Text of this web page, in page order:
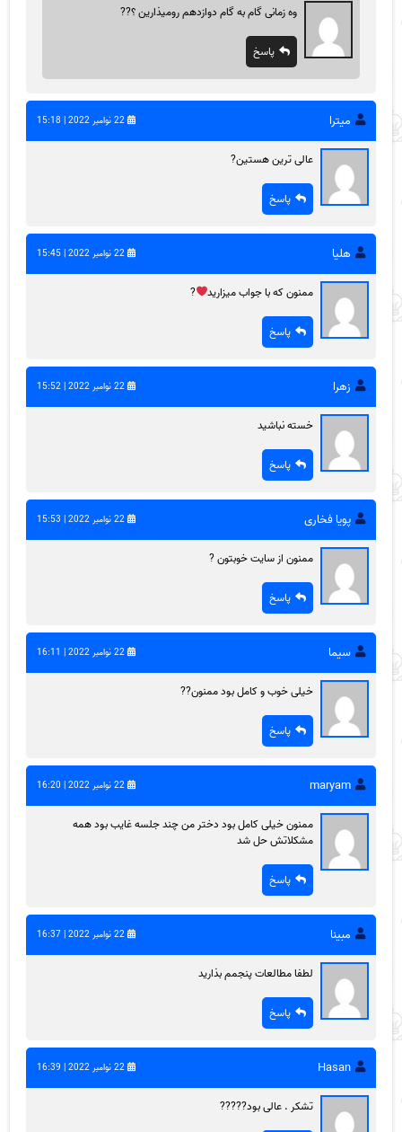
وه زمانی گام به گام دوازدهم رو‌میذارین ؟??
پاسخ
میترا 22 نوامبر 2022 | 15:18
عالی ترین هستین?
پاسخ
هلیا 22 نوامبر 2022 | 15:45
ممنون که با جواب میزارید ?
پاسخ
زهرا 22 نوامبر 2022 | 15:52
خسته نباشید
پاسخ
پویا فخاری 22 نوامبر 2022 | 15:53
ممنون از سایت خوبتون ?
پاسخ
سیما 22 نوامبر 2022 | 16:11
خیلی خوب و کامل بود ممنون??
پاسخ
maryam 22 نوامبر 2022 | 16:20
ممنون خیلی کامل بود دختر من چند جلسه غایب بود همه
مشکلاتش حل شد
پاسخ
مبینا 22 نوامبر 2022 | 16:37
لطفا مطالعات پنجمم بذارید
پاسخ
Hasan 22 نوامبر 2022 | 16:39
تشکر . عالی بود?????